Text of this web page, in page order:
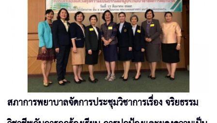
สภาการพยาบาลจัดการประชุมวิชาการเรื่อง จริยธรรม